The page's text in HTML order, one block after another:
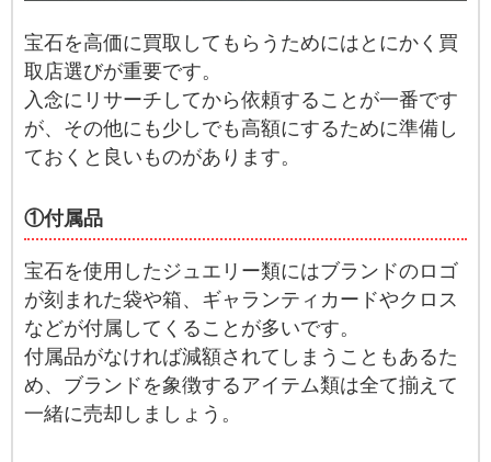
宝石を高価に買取してもらうためにはとにかく買
取店選びが重要です。
入念にリサーチしてから依頼することが一番です
が、その他にも少しでも高額にするために準備し
ておくと良いものがあります。
①付属品
宝石を使用したジュエリー類にはブランドのロゴ
が刻まれた袋や箱、ギャランティカードやクロス
などが付属してくることが多いです。
付属品がなければ減額されてしまうこともあるた
め、ブランドを象徴するアイテム類は全て揃えて
一緒に売却しましょう。